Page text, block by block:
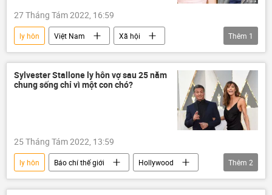
27 Tháng Tám 2022, 16:59
ly hôn Việt Nam
Xã hội
Thời sự
vợ
Thêm 1
Sylvester Stallone ly hôn vợ sau 25 năm
chung sống chỉ vì một con chó?
25 Tháng Tám 2022, 13:59
ly hôn Báo chí thế giới
Hollywood
Hoa Kỳ
Xã hội
Thêm 2